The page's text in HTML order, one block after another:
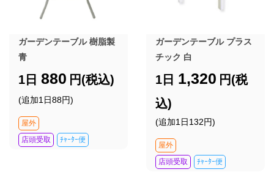
ガーデンテーブル 樹脂製
青
1日 880 円(税込)
(追加1日88円)
屋外
店頭受取
ﾁｬｰﾀｰ便
ガーデンテーブル プラス
チック 白
1日 1,320 円(税
込)
(追加1日132円)
屋外
店頭受取
ﾁｬｰﾀｰ便